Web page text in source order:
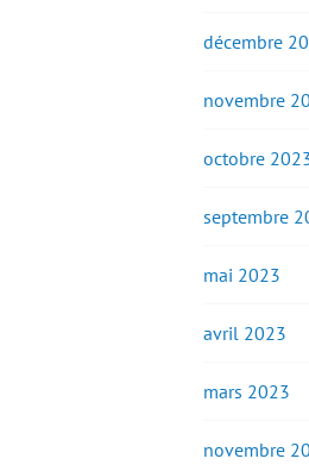
décembre
novembre
octobre
septembre
mai 2023
avril 2023
mars 2023
novembre